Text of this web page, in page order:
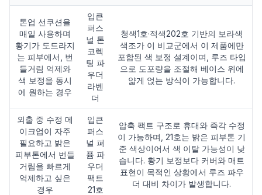
톤업 선쿠션을
매일 사용하며
황기가 도드라지
는 피부에서, 번
들거림 억제와
색 보정을 동시
에 원하는 경우
입큰
퍼스
널 톤
코렉
팅 파
우더
라벤
더
청색1호·적색202호 기반의 보라색
색조가 이 비교군에서 이 제품에만
포함된 색 보정 설계이며, 루즈 타입
으로 도포량을 조절해 베이스 위에
얇게 얹는 방식이 가능합니다.
외출 중 수정 메
이크업이 자주
필요하고 밝은
피부톤에서 번들
거림을 빠르게
억제하고 싶은
경우
입큰
퍼스
널 퍼
퓸 파
우더
팩트
21호
압축 팩트 구조로 휴대와 즉각 수정
이 가능하며, 21호는 밝은 피부톤 기
준 색상이어서 색 이탈 가능성이 낮
습니다. 황기 보정보다 커버와 매트
표현이 목적인 상황에서 루즈 파우
더 대비 차이가 발생합니다.